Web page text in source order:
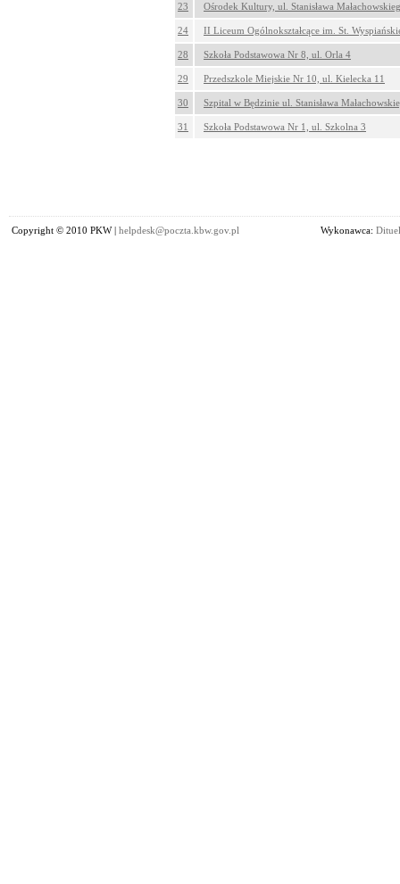
23 Ośrodek Kultury, ul. Stanisława
24 II Liceum Ogólnokształcące im. St.
28 Szkoła Podstawowa Nr 8, ul. Orla 4
29 Przedszkole Miejskie Nr 10, ul. Kielecka 11
30 Szpital w Będzinie ul. Stanisława
31 Szkoła Podstawowa Nr 1, ul. Szkolna 3
Copyright © 2010 PKW | helpdesk@poczta.kbw.gov.pl Wykonawca: